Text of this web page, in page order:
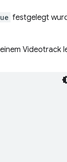
festgelegt
Videotrack